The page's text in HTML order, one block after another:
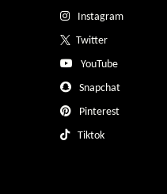
Instagram
Twitter
YouTube
Snapchat
Pinterest
Tiktok